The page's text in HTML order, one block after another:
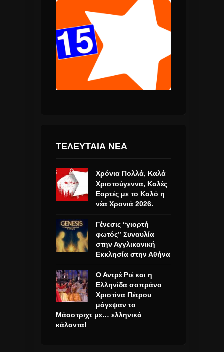
ΤΕΛΕΥΤΑΙΑ ΝΕΑ
Χρόνια Πολλά, Καλά
Χριστούγεννα, Καλές
Εορτές με το Καλό η
νέα Χρονιά 2026.
Γένεσις “γιορτή
φωτός” Συναυλία
στην Αγγλικανική
Εκκλησία στην Αθήνα
Ο Αντρέ Ριέ και η
Ελληνίδα σοπράνο
Χριστίνα Πέτρου
μάγεψαν το
Μάαστριχτ με… ελληνικά
κάλαντα!